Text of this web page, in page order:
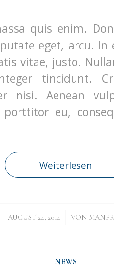
quis enim.
eget, arcu.
vitae, justo.
tincidunt.
nisi. Aenean
eu,
Weiterlesen
AUGUST 24, 2014
/ VON
NEWS